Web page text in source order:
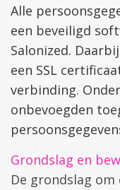
Alle
een beveiligd
Salonized.
een SSL
verbinding.
onbevoegden
Grondslag en
De grondslag om